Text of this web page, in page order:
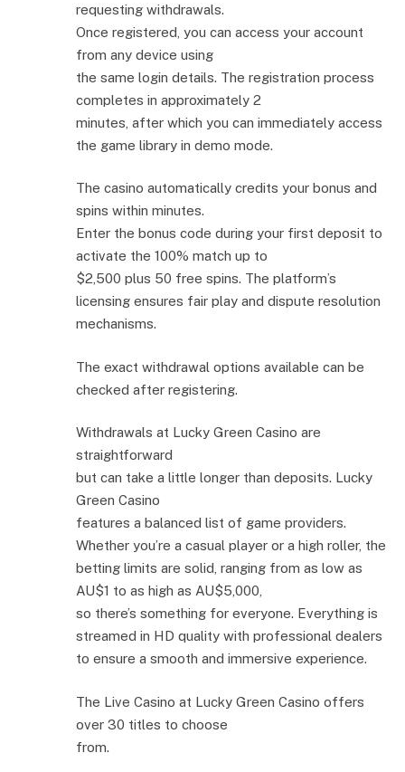
requesting withdrawals.
Once registered, you can access your account
from any device using
the same login details. The registration process
completes in approximately 2
minutes, after which you can immediately access
the game library in demo mode.
The casino automatically credits your bonus and
spins within minutes.
Enter the bonus code during your first deposit to
activate the 100% match up to
$2,500 plus 50 free spins. The platform’s
licensing ensures fair play and dispute resolution
mechanisms.
The exact withdrawal options available can be
checked after registering.
Withdrawals at Lucky Green Casino are
straightforward
but can take a little longer than deposits. Lucky
Green Casino
features a balanced list of game providers.
Whether you’re a casual player or a high roller, the
betting limits are solid, ranging from as low as
AU$1 to as high as AU$5,000,
so there’s something for everyone. Everything is
streamed in HD quality with professional dealers
to ensure a smooth and immersive experience.
The Live Casino at Lucky Green Casino offers
over 30 titles to choose
from.